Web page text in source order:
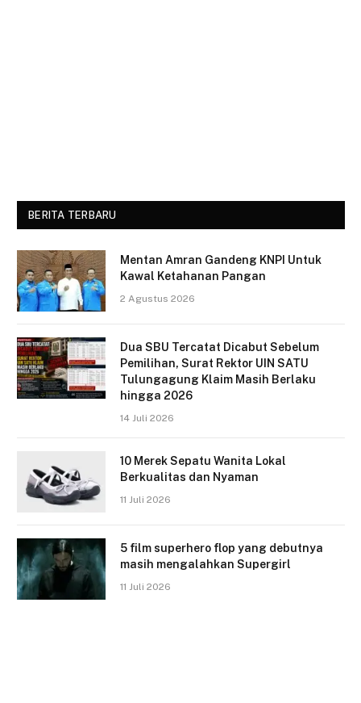
BERITA TERBARU
Mentan Amran Gandeng KNPI Untuk
Kawal Ketahanan Pangan
2 Agustus 2026
Dua SBU Tercatat Dicabut Sebelum
Pemilihan, Surat Rektor UIN SATU
Tulungagung Klaim Masih Berlaku
hingga 2026
14 Juli 2026
10 Merek Sepatu Wanita Lokal
Berkualitas dan Nyaman
11 Juli 2026
5 film superhero flop yang debutnya
masih mengalahkan Supergirl
11 Juli 2026